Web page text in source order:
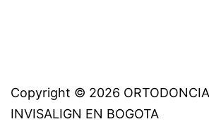
Copyright © 2026
INVISALIGN EN BOGOTA